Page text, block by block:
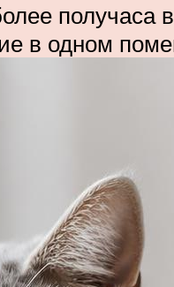
получаса
в одном